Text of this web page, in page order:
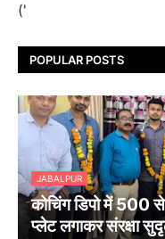
('
POPULAR POSTS
JABALPUR
कोचिंग डिपो में 500
प्लेट लगाकर संरक्षा